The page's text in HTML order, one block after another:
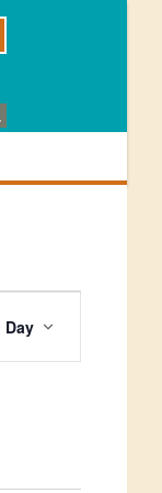
Views
Navigation
Day